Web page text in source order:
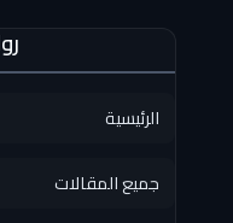
الرئيسية
جميع المقالات